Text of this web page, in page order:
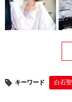
キーワード 白石聖